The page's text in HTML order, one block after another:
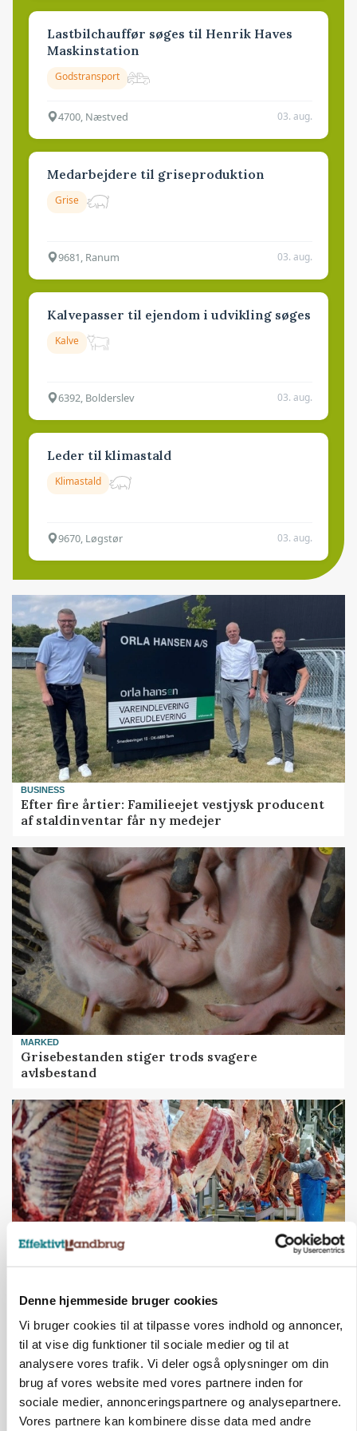
Denne hjemmeside bruger cookies
Vi bruger cookies til at tilpasse vores indhold og annoncer,
til at vise dig funktioner til sociale medier og til at
analysere vores trafik. Vi deler også oplysninger om din
brug af vores website med vores partnere inden for
sociale medier, annonceringspartnere og analysepartnere.
Vores partnere kan kombinere disse data med andre
Lastbilchauffør søges til Henrik Haves
Maskinstation
Godstransport
4700, Næstved 03. aug.
Medarbejdere til griseproduktion
Grise
9681, Ranum 03. aug.
Kalvepasser til ejendom i udvikling søges
Kalve
6392, Bolderslev 03. aug.
Leder til klimastald
Klimastald
9670, Løgstør 03. aug.
BUSINESS
Efter fire årtier: Familieejet vestjysk producent
af staldinventar får ny medejer
MARKED
Grisebestanden stiger trods svagere
avlsbestand
MARKED
Uændret notering: Spæde lyspunkter i fortsat
presset marked for oksekød
Annonce
Loading...